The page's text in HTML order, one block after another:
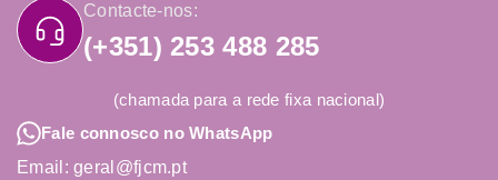
Contacte-nos:
(+351) 253 488 285
(chamada para a rede fixa nacional)
Fale connosco no WhatsApp
Email: geral@fjcm.pt